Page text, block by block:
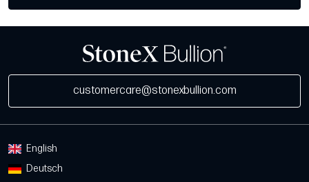
customercare@stonexbullion.com
English
Deutsch